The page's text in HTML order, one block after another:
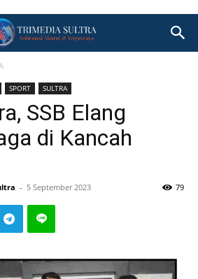
SPORT SULTRA
SSB Elang
di Kancah
- 5 September 2023 79